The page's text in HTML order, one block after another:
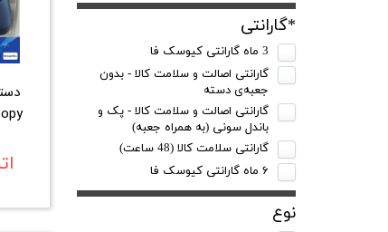
*گارانتی
3 ماه گارانتی کیوسک فا
گارانتی اصالت و سلامت کالا - بدون
جعبه‌ی دسته
گارانتی اصالت و سلامت کالا - پک و
باندل سونی (به همراه‌ جعبه)
گارانتی سلامت کالا (48 ساعت)
۶ ماه گارانتی کیوسک‌ فا
نوع